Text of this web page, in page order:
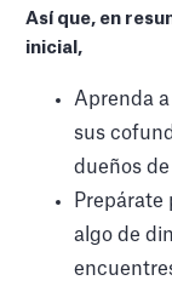
Así que, en
inicial,
Aprenda
sus
dueños
Prepárate
algo de